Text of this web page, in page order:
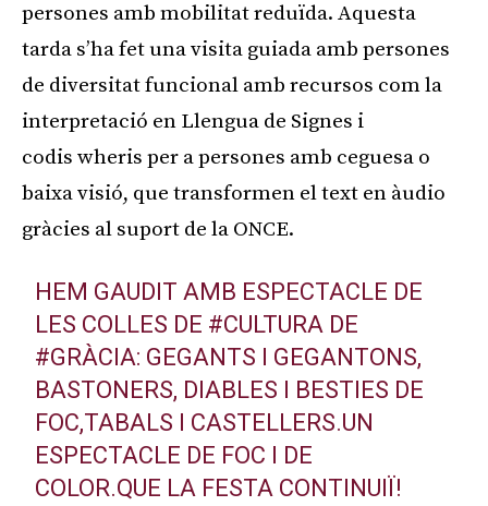
persones amb mobilitat reduïda. Aquesta
tarda s’ha fet una visita guiada amb persones
de diversitat funcional amb recursos com la
interpretació en Llengua de Signes i
codis wheris per a persones amb ceguesa o
baixa visió, que transformen el text en àudio
gràcies al suport de la ONCE.
HEM GAUDIT AMB ESPECTACLE DE
LES COLLES DE #CULTURADE
#GRÀCIA: GEGANTS I GEGANTONS,
BASTONERS, DIABLES I BESTIES DE
FOC,TABALS I CASTELLERS.UN
ESPECTACLE DE FOC I DE
COLOR.QUE LA FESTA CONTINUIÏ!